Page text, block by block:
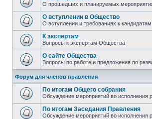
О прошедших и планируемых
О вступлении в Общество
О вступлении и требованиях к кандидатам
К экспертам
Вопросы к экспертам Общества
О сайте Общества
Вопросы по работе и предложения по
Форум для членов правления
По итогам Общего собрания
Обсуждение мероприятий во исполнения
По итогам Заседания Правления
Обсуждение мероприятий во исполнения